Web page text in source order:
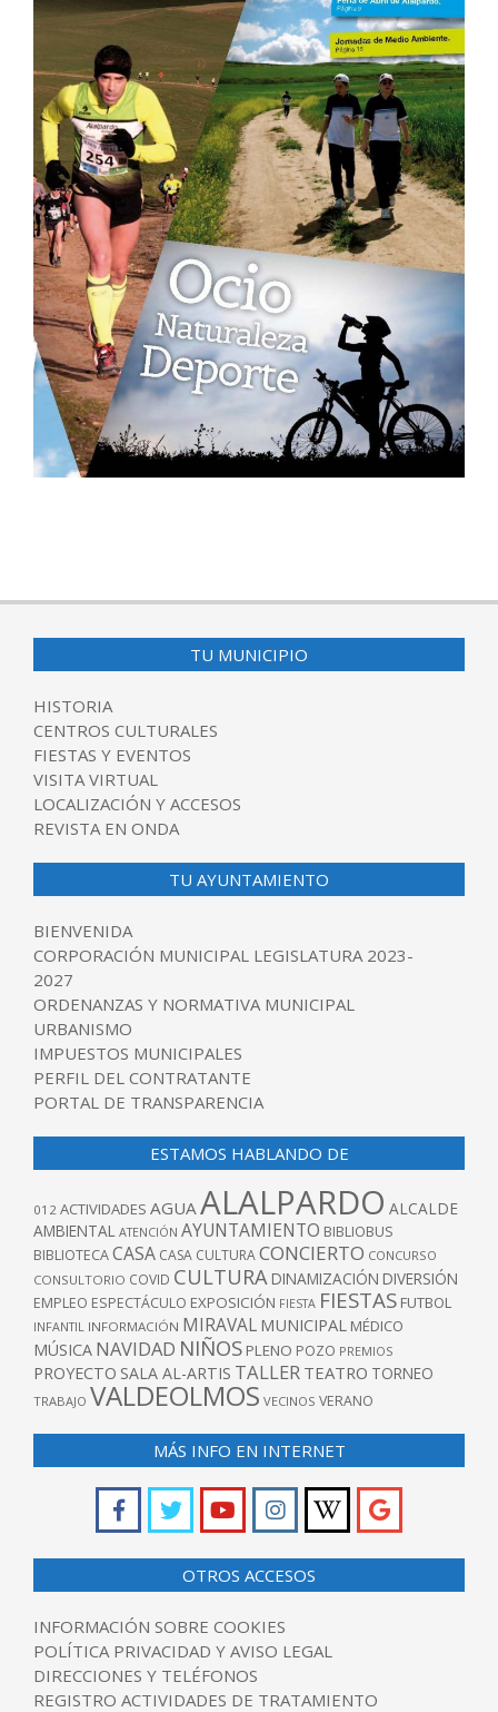
11-
TU MUNICIPIO
HISTORIA
CENTROS CULTURALES
FIESTAS Y EVENTOS
VISITA VIRTUAL
LOCALIZACIÓN Y ACCESOS
REVISTA EN ONDA
TU AYUNTAMIENTO
BIENVENIDA
CORPORACIÓN MUNICIPAL LEGISLATURA 2023-
2027
ORDENANZAS Y NORMATIVA MUNICIPAL
URBANISMO
IMPUESTOS MUNICIPALES
PERFIL DEL CONTRATANTE
PORTAL DE TRANSPARENCIA
ESTAMOS HABLANDO DE
012 ACTIVIDADES AGUAALALPARDO ALCALDE
AMBIENTAL ATENCIÓN AYUNTAMIENTO BIBLIOBUS
BIBLIOTECACASA CASA CULTURACONCIERTO CONCURSO
CONSULTORIO COVID CULTURA DINAMIZACIÓN DIVERSIÓN
EMPLEO ESPECTÁCULO EXPOSICIÓN FIESTA FIESTAS FUTBOL
INFANTIL INFORMACIÓN MIRAVAL MUNICIPAL MÉDICO
MÚSICA NAVIDAD NIÑOS PLENO POZO PREMIOS
PROYECTO SALA AL-ARTIS TALLER TEATRO TORNEO
TRABAJO VALDEOLMOS VECINOS VERANO
MÁS INFO EN INTERNET
OTROS ACCESOS
INFORMACIÓN SOBRE COOKIES
POLÍTICA PRIVACIDAD Y AVISO LEGAL
DIRECCIONES Y TELÉFONOS
REGISTRO ACTIVIDADES DE TRATAMIENTO